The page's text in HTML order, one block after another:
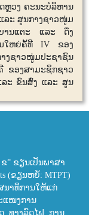
ດຫຼວງ ຄະນະ​ບໍລິຫານ
ລະ ສູນ​ກາງ​ຊາວ​ໜູ່ມ
ບານ​ແຕະ ​ແລະ ດຶງ​
ມ​ໃຫຍ່​ຄັ້ທີ IV ຂອງ​
ຊາວ​ໜູ່ມປະຊາຊົນ​
ຂອງ​ສາມະ​ຊິກຊາວ​
ະ ຂົນ​ສົ່ງ ​ແລະ ສູນ​
” ຂຽນເປັນພາສາ
(ຂຽນຫຍໍ້: MTPT)
ນາທິການໃຫ້ແກ່
ແໜງການ
, ທາງລົດໄຟ, ການ